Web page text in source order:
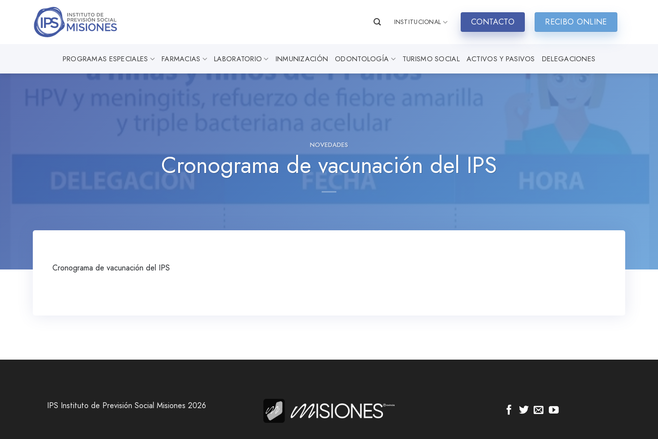
INSTITUCIONAL CONTACTO RECIBO ONLINE
PROGRAMAS ESPECIALES FARMACIAS LABORATORIO INMUNIZACIÓN ODONTOLOGÍA TURISMO SOCIAL ACTIVOS Y PASIVOS DELEGACIONES
NOVEDADES
Cronograma de vacunación del IPS
Cronograma de vacunación del IPS
IPS Instituto de Previsión Social Misiones 2026